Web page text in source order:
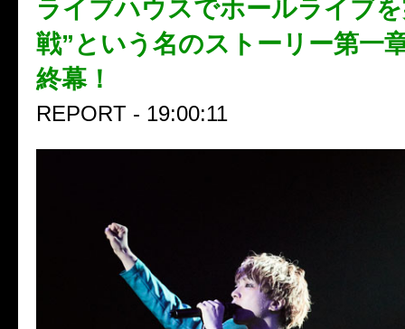
ライブハウスでホールライブ
戦”という名のストーリー第一
終幕！
REPORT - 19:00:11